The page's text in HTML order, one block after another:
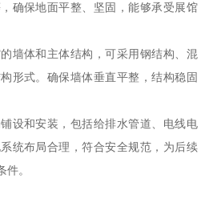
确保地面平整、坚固，能够承受展馆
墙体和主体结构，可采用钢结构、混
形式。确保墙体垂直平整，结构稳固
设和安装，包括给排水管道、电线电
统布局合理，符合安全规范，为后续
。